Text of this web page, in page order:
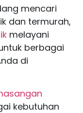
mencari
dan termurah,
melayani
berbagai
di
kebutuhan